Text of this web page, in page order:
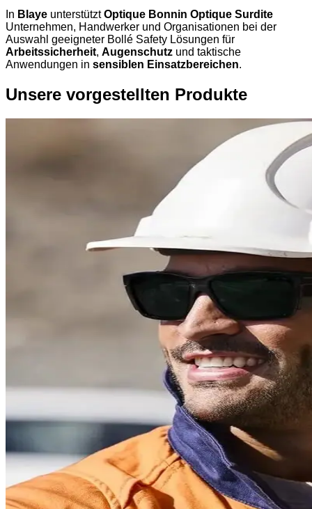
In Blaye unterstütztOptique Bonnin Optique Surdite
Unternehmen, Handwerker und Organisationen bei der
Auswahl geeigneter Bollé Safety Lösungen für
Arbeitssicherheit, Augenschutz und taktische
Anwendungen in sensiblen Einsatzbereichen.
Unsere vorgestellten Produkte